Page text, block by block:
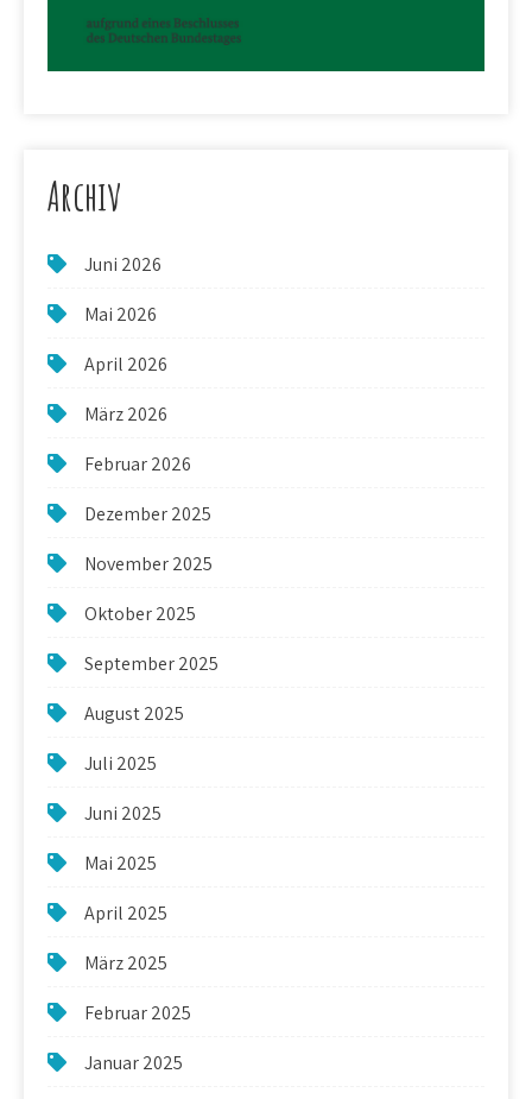
Archiv
Juni 2026
Mai 2026
April 2026
März 2026
Februar 2026
Dezember 2025
November 2025
Oktober 2025
September 2025
August 2025
Juli 2025
Juni 2025
Mai 2025
April 2025
März 2025
Februar 2025
Januar 2025